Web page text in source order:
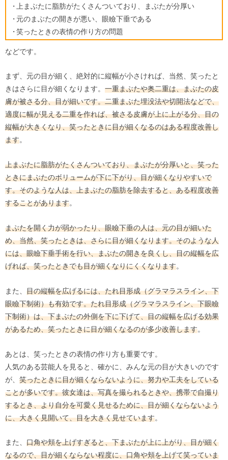
上まぶたに脂肪がたくさんついており、まぶたが分厚い
元のまぶたの開きが悪い、眼瞼下垂である
笑ったときの表情の作り方の問題
などです。
まず、元の目が細く、絶対的に縦幅が小さければ、当然、笑ったと
きはさらに目が細くなります。 一重まぶたや奥二重は、まぶたの皮
膚が被さる分、目が細いです。二重まぶた埋没法や切開法などで、
適度に幅が見える二重を作れば、被さる皮膚が上に上がる分、目の
縦幅が大きくなり、笑ったときに目が細くなるのはある程度改善し
ます。
上まぶたに脂肪がたくさんついており、まぶたが分厚いと、笑った
ときにまぶたのボリュームが下に下がり、目が細くなりやすいで
す。そのような人は、上まぶたの脂肪を除去すると、ある程度改善
することがあります。
まぶたを開く力が弱かったり、眼瞼下垂の人は、元の目が細いた
め、当然、笑ったときは、さらに目が細くなります。そのような人
には、眼瞼下垂手術を行い、まぶたの開きを良くし、目の縦幅を広
げれば、笑ったときでも目が細くなりにくくなります。
また、 目の縦幅を広げるには、たれ目形成（グラマラスライン、下
眼瞼下制術）も有効です。たれ目形成（グラマラスライン、下眼瞼
下制術）は、下まぶたの外側を下に下げて、目の縦幅を広げる効果
があるため、笑ったときに目が細くなるのが多少改善します。
あとは、笑ったときの表情の作り方も重要です。
人気のある芸能人を見ると、確かに、みんな元の目が大きいのです
が、 笑ったときに目が細くならないように、努力や工夫をしている
ことが多いです。彼女達は、写真を撮られるときや、携帯で自撮り
するとき、より自分を可愛く見せるために、目が細くならないよう
に、大きく見開いて、目を大きく見せています。
また、 口角や頬を上げすぎると、下まぶたが上に上がり、目が細く
なるので、目が細くならない程度に、口角や頬を上げて笑っていま